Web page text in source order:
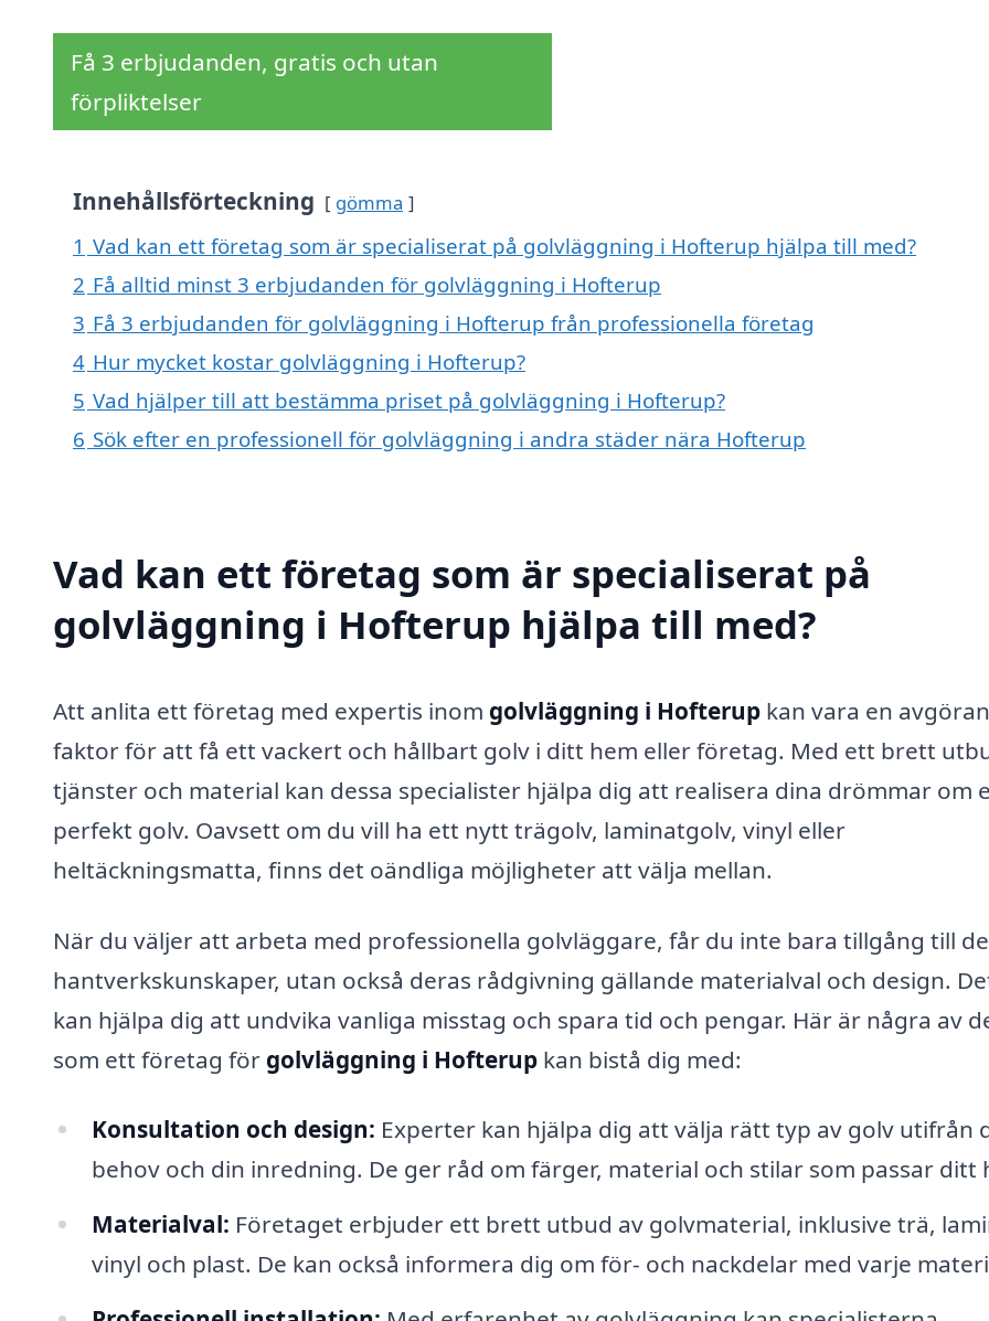
Få 3 erbjudanden, gratis och utan
förpliktelser
Innehållsförteckning gömma
1 Vad kan ett företag som är specialiserat på golvläggning i Hofterup hjälpa till med?
2 Få alltid minst 3 erbjudanden för golvläggning i Hofterup
3 Få 3 erbjudanden för golvläggning i Hofterup från professionella företag
4 Hur mycket kostar golvläggning i Hofterup?
5 Vad hjälper till att bestämma priset på golvläggning i Hofterup?
6 Sök efter en professionell för golvläggning i andra städer nära Hofterup
Vad kan ett företag som är specialiserat på
golvläggning i Hofterup hjälpa till med?
Att anlita ett företag med expertis inom golvläggning i Hofterup kan vara en
faktor för att få ett vackert och hållbart golv i ditt hem eller företag. Med ett brett
tjänster och material kan dessa specialister hjälpa dig att realisera dina drömmar om
perfekt golv. Oavsett om du vill ha ett nytt trägolv, laminatgolv, vinyl eller
heltäckningsmatta, finns det oändliga möjligheter att välja mellan.
När du väljer att arbeta med professionella golvläggare, får du inte bara tillgång till
hantverkskunskaper, utan också deras rådgivning gällande materialval och design.
kan hjälpa dig att undvika vanliga misstag och spara tid och pengar. Här är några av
som ett företag för golvläggning i Hofterup kan bistå dig med:
Konsultation och design: Experter kan hjälpa dig att välja rätt typ av golv utifrån
behov och din inredning. De ger råd om färger, material och stilar som passar ditt
Materialval: Företaget erbjuder ett brett utbud av golvmaterial, inklusive trä,
vinyl och plast. De kan också informera dig om för- och nackdelar med varje